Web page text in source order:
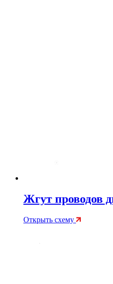
Жгут проводов
Открыть схему